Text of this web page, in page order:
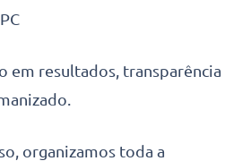
em resultados, transparência
organizamos toda a